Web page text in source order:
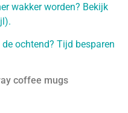
wakker worden? Bekijk
ochtend? Tijd besparen
coffee mugs